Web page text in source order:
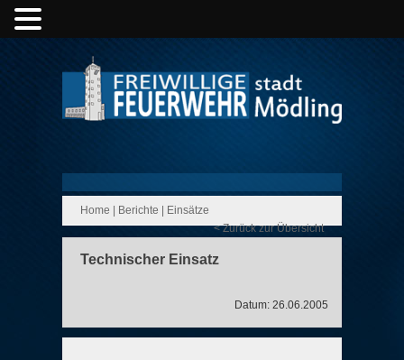
Home Berichte
Einsätze
< Zurück zur Übersicht
Technischer Einsatz
Datum: 26.06.2005